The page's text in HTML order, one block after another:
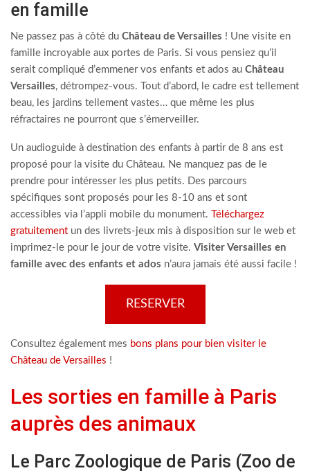
en famille
Ne passez pas à côté du Château de Versailles ! Une visite en
famille incroyable aux portes de Paris. Si vous pensiez qu’il
serait compliqué d’emmener vos enfants et ados au Château
Versailles, détrompez-vous. Tout d’abord, le cadre est tellement
beau, les jardins tellement vastes… que même les plus
réfractaires ne pourront que s’émerveiller.
Un audioguide à destination des enfants à partir de 8 ans est
proposé pour la visite du Château. Ne manquez pas de le
prendre pour intéresser les plus petits. Des parcours
spécifiques sont proposés pour les 8-10 ans et sont
accessibles via l’appli mobile du monument.
Téléchargez
gratuitement un des livrets-jeux mis à disposition sur le web et
imprimez-le pour le jour de votre visite. Visiter Versailles en
famille avec des enfants et ados n’aura jamais été aussi facile !
RESERVER
Consultez également mes bons plans pour bien visiter le
Château de Versailles !
Les sorties en famille à Paris
auprès des animaux
Le Parc Zoologique de Paris (Zoo de